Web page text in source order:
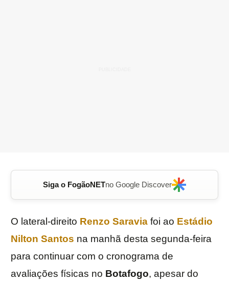
Siga o FogãoNETno Google Discover
O lateral-direito Renzo Saravia foi ao Estádio
Nilton Santos na manhã desta segunda-feira
para continuar com o cronograma de
avaliações físicas no Botafogo, apesar do